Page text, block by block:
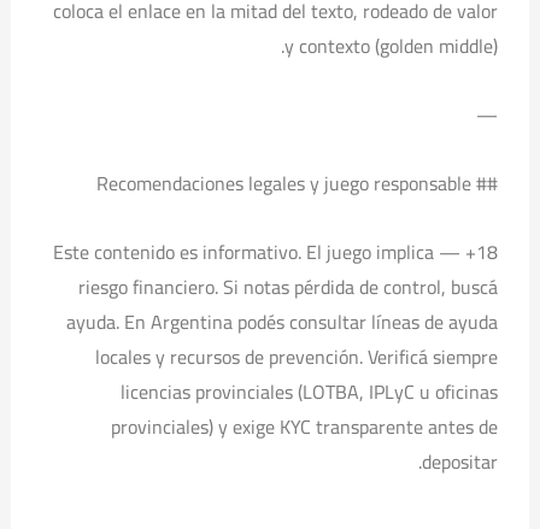
coloca el enlace en la mitad del texto, rodeado de valor
y contexto (golden middle).
—
## Recomendaciones legales y juego responsable
18+ — Este contenido es informativo. El juego implica
riesgo financiero. Si notas pérdida de control, buscá
ayuda. En Argentina podés consultar líneas de ayuda
locales y recursos de prevención. Verificá siempre
licencias provinciales (LOTBA, IPLyC u oficinas
provinciales) y exige KYC transparente antes de
depositar.